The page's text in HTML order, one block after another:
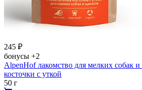
245 ₽
бонусы +2
AlpenHof лакомство для мелких собак
косточки с уткой
50 г